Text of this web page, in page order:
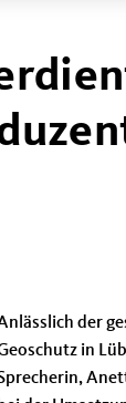
der
in